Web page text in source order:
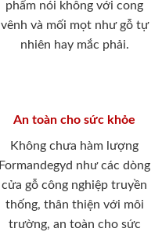
phẩm nói không với cong
vênh và mối mọt như gỗ tự
nhiên hay mắc phải.
An toàn cho sức khỏe
Không chưa hàm lượng
Formandegyd như các dòng
cửa gỗ công nghiệp truyền
thống, thân thiện với môi
trường, an toàn cho sức